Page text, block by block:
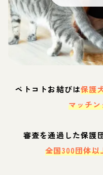
ペトコトお結びは保護
マッチ
審査を通過した保護
全国300団体以